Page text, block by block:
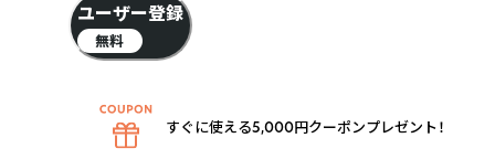
ユーザー登録
無料
すぐに使える5,000円クーポンプレゼント！